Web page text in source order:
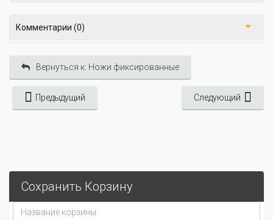
Комментарии (0)
Вернуться к: Ножи фиксированные
Предыдущий Следующий
Сохранить Корзину